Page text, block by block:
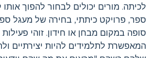
לכיתה. מורים יכולים לבחור להפוך
ספר, פרויקט כיתתי, בחירה של מעגל
סופה במקום מבחן או חידון. זוהי
המאפשרת לתלמידים להיות יצירתיים